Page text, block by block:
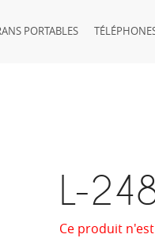
PORTABLES
L-
Ce produit